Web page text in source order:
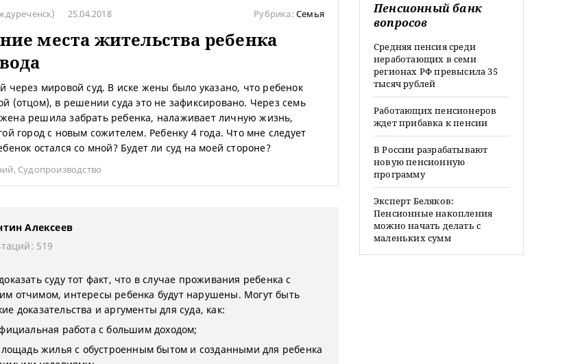
25.04.2018 Рубрика: Семья
места жительства ребенка
через мировой суд. В иске жены было указано, что ребенок
(отцом), в решении суда это не зафиксировано. Через семь
решила забрать ребенка, налаживает личную жизнь,
город с новым сожителем. Ребенку 4 года. Что мне следует
остался со мной? Будет ли суд на моей стороне?
, Судопроизводство
Алексеев
519
суду тот факт, что в случае проживания ребенка с
отчимом, интересы ребенка будут нарушены. Могут быть
доказательства и аргументы для суда, как:
работа с большим доходом;
жилья с обустроенным бытом и созданными для ребенка
Пенсионный банк
вопросов
Средняя пенсия среди
неработающих в семи
регионах РФ превысила 35
тысяч рублей
Работающих пенсионеров
ждет прибавка к пенсии
В России разрабатывают
новую пенсионную
программу
Эксперт Беляков:
Пенсионные накопления
можно начать делать с
маленьких сумм